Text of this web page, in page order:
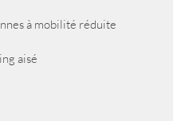
à mobilité réduite
aisé